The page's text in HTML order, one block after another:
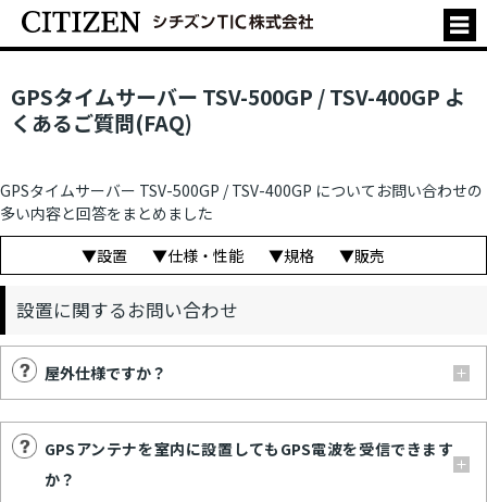
GPSタイムサーバー TSV-500GP / TSV-400GP よ
くあるご質問(FAQ)
GPSタイムサーバー TSV-500GP / TSV-400GP についてお問い合わせの
多い内容と回答をまとめました
設置
仕様・性能 規格 販売
設置に関するお問い合わせ
屋外仕様ですか？
GPSアンテナを室内に設置してもGPS電波を受信できます
か？